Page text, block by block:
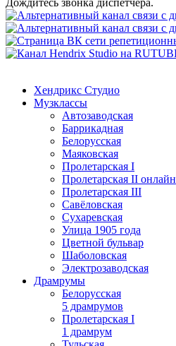
Хендрикс Студио
Музклассы
Автозаводская
Баррикадная
Белорусская
Маяковская
Пролетарская I
Пролетарская II онлайн
Пролетарская III
Савёловская
Сухаревская
Улица 1905 года
Цветной бульвар
Шаболовская
Электрозаводская
Драмрумы
Белорусская
5 драмрумов
Пролетарская I
1 драмрум